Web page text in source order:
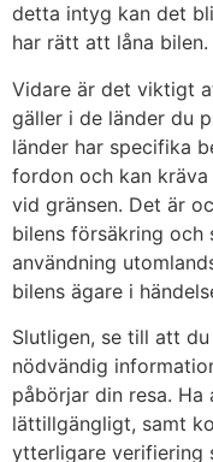
detta intyg kan det
har rätt att låna bilen.
Vidare är det viktigt
gäller i de länder du
länder har specifika
fordon och kan
vid gränsen. Det är
bilens försäkring
användning
bilens ägare i
Slutligen, se till att
nödvändig
påbörjar din resa.
lättillgängligt, samt
ytterligare verifiering